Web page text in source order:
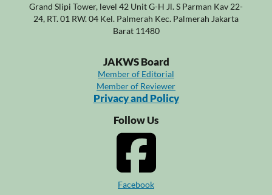
Grand Slipi Tower, level 42 Unit G-H Jl. S Parman Kav 22-
24, RT. 01 RW. 04 Kel. Palmerah Kec. Palmerah Jakarta
Barat 11480
JAKWS Board
Member of Editorial
Member of Reviewer
Privacy and Policy
Follow Us
Facebook